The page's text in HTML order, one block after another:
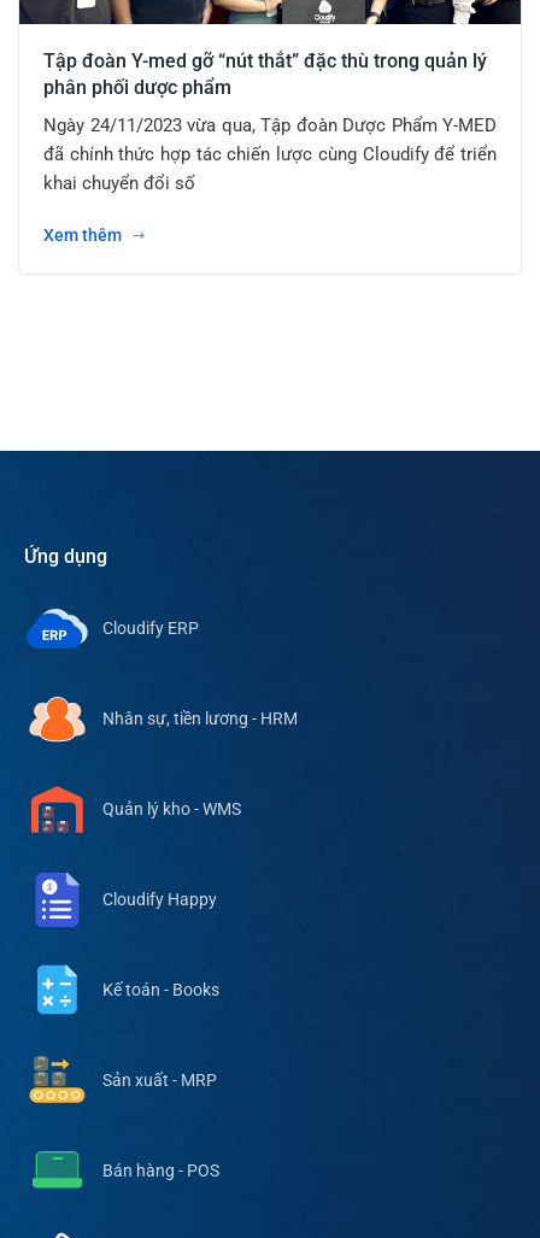
Tập đoàn Y-med gỡ “nút thắt” đặc thù trong quản lý
phân phối dược phẩm
Ngày 24/11/2023 vừa qua, Tập đoàn Dược Phẩm Y-MED
đã chính thức hợp tác chiến lược cùng Cloudify để triển
khai chuyển đổi số
Xem thêm
Ứng dụng
Cloudify ERP
Nhân sự, tiền lương - HRM
Quản lý kho - WMS
Cloudify Happy
Kế toán - Books
Sản xuất - MRP
Bán hàng - POS